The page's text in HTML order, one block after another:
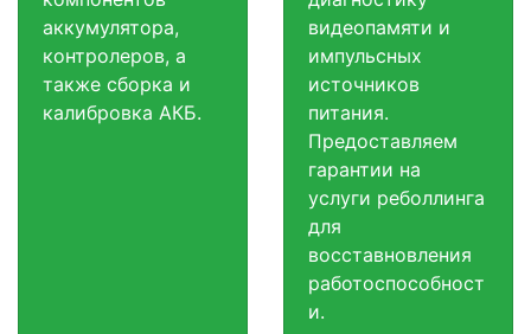
аккумулятора,
контролеров, а
также сборка и
калибровка АКБ.
видеопамяти и
импульсных
источников
питания.
Предоставляем
гарантии на
услуги реболлинга
для
восставновления
работоспособност
и.